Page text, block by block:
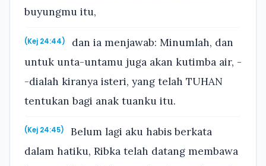
buyungmu itu,
(Kej 24:44)
dan ia menjawab: Minumlah, dan
untuk unta-untamu juga akan kutimba air, -
-dialah kiranya isteri, yang telah TUHAN
tentukan bagi anak tuanku itu.
(Kej 24:45)
Belum lagi aku habis berkata
dalam hatiku, Ribka telah datang membawa